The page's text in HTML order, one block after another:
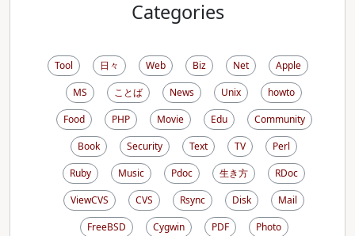
Categories
Tool 日々 Web Biz Net
Apple
MS
ことば News Unix
howto
Food
PHP Movie Edu
Community
Book
Security Text TV
Perl
Ruby
Music Pdoc 生き方
RDoc
ViewCVS
CVS Rsync Disk
Mail
FreeBSD
Cygwin PDF
Photo